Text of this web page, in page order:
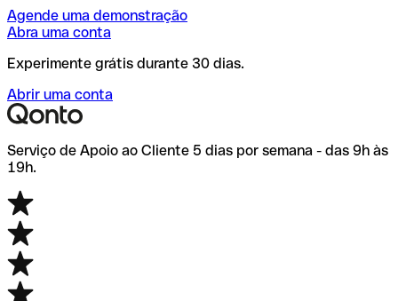
Agende uma demonstração
Abra uma conta
Experimente grátis durante 30 dias.
Abrir uma conta
Serviço de Apoio ao Cliente 5 dias por semana - das 9h às
19h.